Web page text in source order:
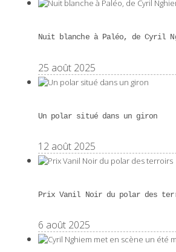
Nuit blanche à Paléo, de Cyril
25 août 2025
Un polar situé dans un giron
12 août 2025
Prix Vanil Noir du polar des
6 août 2025